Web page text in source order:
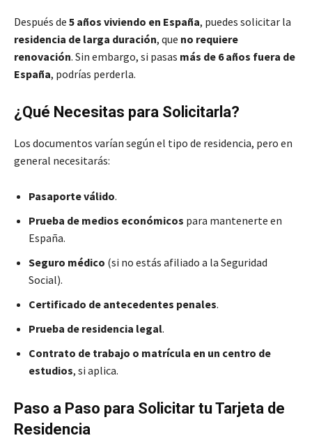
Después de 5 años viviendo en España, puedes solicitar la
residencia de larga duración, que no requiere
renovación. Sin embargo, si pasas más de 6 años fuera de
España, podrías perderla.
¿Qué Necesitas para Solicitarla?
Los documentos varían según el tipo de residencia, pero en
general necesitarás:
Pasaporte válido.
Prueba de medios económicos para mantenerte en
España.
Seguro médico (si no estás afiliado a la Seguridad
Social).
Certificado de antecedentes penales.
Prueba de residencia legal.
Contrato de trabajo o matrícula en un centro de
estudios, si aplica.
Paso a Paso para Solicitar tu Tarjeta de
Residencia